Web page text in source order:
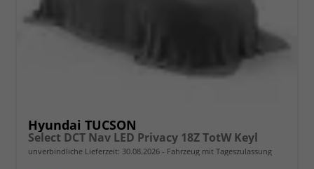
Hyundai TUCSON
Select DCT Nav LED Privacy 18Z TotW Keyl
unverbindliche Lieferzeit: 30.08.2026 Fahrzeug mit Tageszulassung